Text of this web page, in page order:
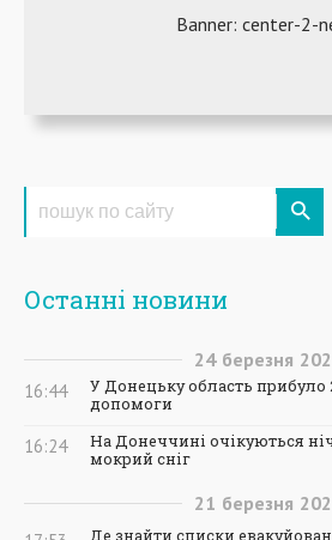
Останні новини
24 березня
16:44
У Донецьку область прибуло
допомоги
16:24
На Донеччині очікуються
мокрий сніг
21 березня
Де знайти списки